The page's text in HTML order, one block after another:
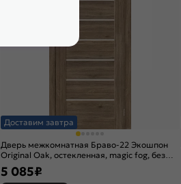
Доставим завтра
Дверь межкомнатная Браво-22 Экошпон
Original Oak, остекленная, magic fog, без
кромки, царговая
5 085₽